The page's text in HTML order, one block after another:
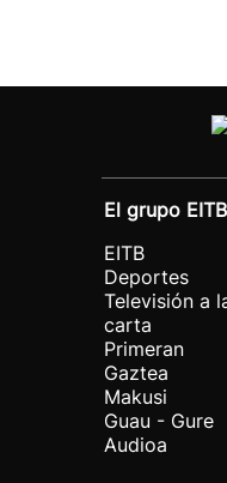
El grupo EITB
EITB
Deportes
Televisión a
carta
Primeran
Gaztea
Makusi
Guau - Gure
Audioa